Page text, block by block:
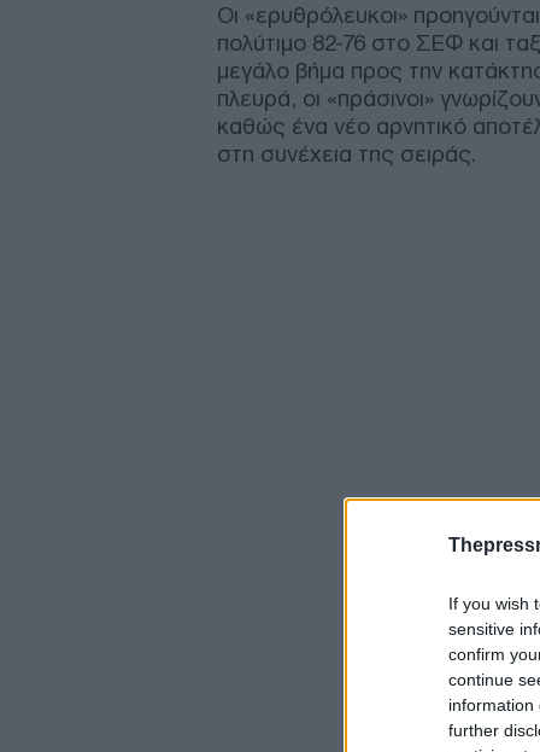
If you wish
sensitive
confirm
continue
information
further
Οι «ερυθρόλευκοι»
πολύτιμο 82-76 στο ΣΕΦ και
μεγάλο βήμα προς την
πλευρά, οι «πράσινοι»
καθώς ένα νέο αρνητικό
στη συνέχεια της σειράς.